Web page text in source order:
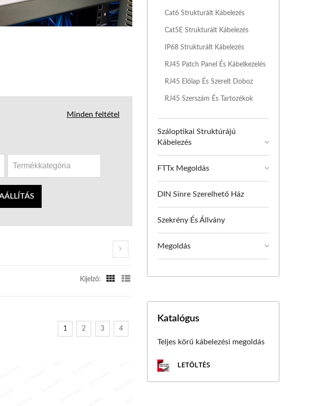
Minden feltétel
Kijelző:
1 2 3 4
Cat6 Strukturált Kábelezés
Cat5E Strukturált Kábelezés
IP68 Strukturált Kábelezés
RJ45 Patch Panel És Kábelkezelés
RJ45 Előlap És Szerelt Doboz
RJ45 Szerszám És Tartozékok
Száloptikai Struktúrájú
Kábelezés
FTTx Megoldás
DIN Sínre Szerelhető Ház
Szekrény És Állvány
Megoldás
Katalógus
Teljes körű kábelezési megoldás
LETÖLTÉS